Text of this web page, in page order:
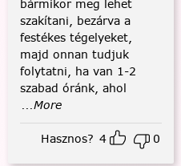
bármikor meg lehet
szakítani, bezárva a
festékes tégelyeket,
majd onnan tudjuk
folytatni, ha van 1-2
szabad óránk, ahol
...More
Hasznos? 4 0